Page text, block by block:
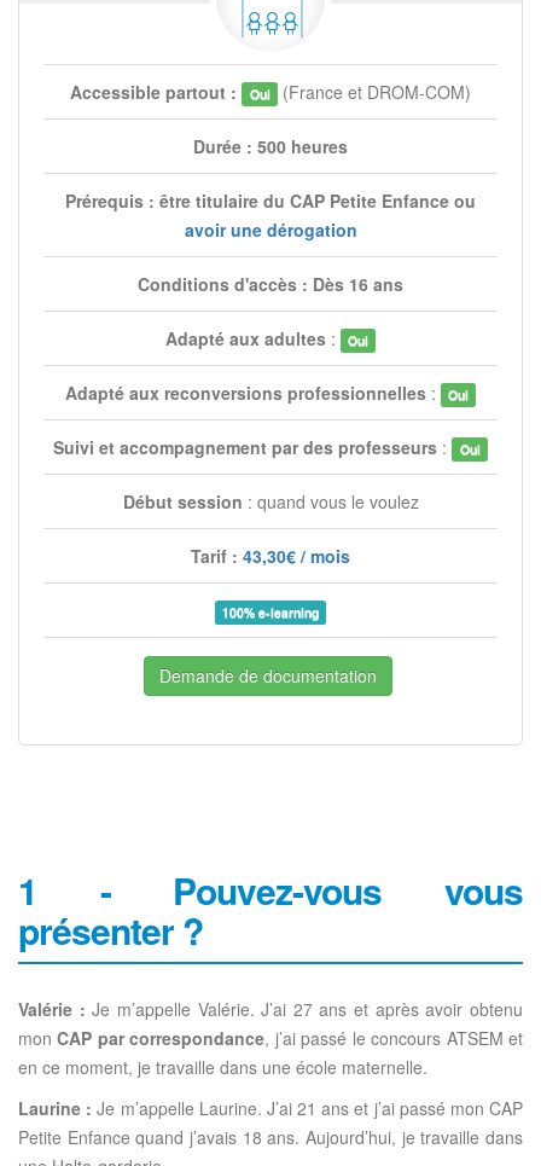
Accessible partout : Oui (France et DROM-COM)
Durée : 500 heures
Prérequis : être titulaire du CAP Petite Enfance ou
avoir une dérogation
Conditions d'accès : Dès 16 ans
Adapté aux adultes: Oui
Adapté aux reconversions professionnelles: Oui
Suivi et accompagnement par des professeurs : Oui
Début session : quand vous le voulez
Tarif : 43,30€ / mois
100% e-learning
Demande de documentation
1 - Pouvez-vous vous
présenter ?
Valérie : Je m’appelle Valérie. J’ai 27 ans et après avoir obtenu
monCAP par correspondance, j’ai passé le concours ATSEM et
en ce moment, je travaille dans une école maternelle.
Laurine : Je m’appelle Laurine. J’ai 21 ans et j’ai passé mon CAP
Petite Enfance quand j’avais 18 ans. Aujourd’hui, je travaille dans